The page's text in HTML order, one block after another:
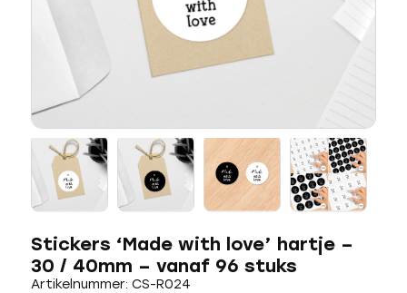
Stickers ‘Made with love’ hartje –
30 / 40mm – vanaf 96 stuks
Artikelnummer: CS-R024